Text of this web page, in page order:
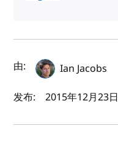
作者及发布日期
由:
Ian Jacobs
发布:
2015年12月23日